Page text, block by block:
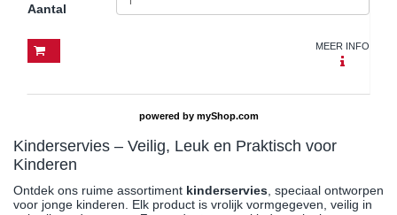
Aantal
MEER INFO
powered by myShop.com
Kinderservies – Veilig, Leuk en Praktisch voor
Kinderen
Ontdek ons ruime assortiment kinderservies, speciaal ontworpen
voor jonge kinderen. Elk product is vrolijk vormgegeven, veilig in